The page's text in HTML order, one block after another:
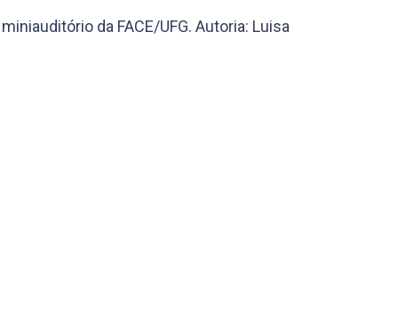
da FACE/UFG. Autoria: Luisa